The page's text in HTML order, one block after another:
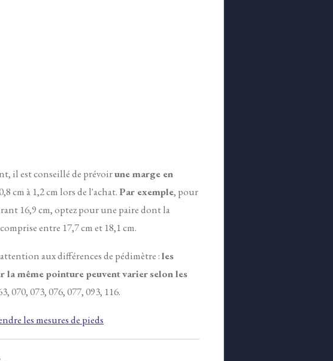
il est conseillé de prévoirune marge en
cm à 1,2 cm lors de l'achat.Par exemple, pour
16,9 cm, optez pour une paire dont la
entre 17,7 cm et 18,1 cm.
aux différences de pédimètre :les
la même pointure peuventvarierselon les
070, 073, 076, 077, 093, 116.
les mesures de pieds